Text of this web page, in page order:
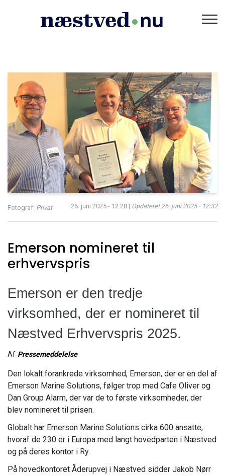
hovedindhold
Fotograf: Privat 26. juni 2025 - 12:28 | Opdateret26. juni 2025 - 12:32
Emerson nomineret til
erhvervspris
Emerson er den tredje
virksomhed, der er nomineret til
Næstved Erhvervspris 2025.
Af Pressemeddelelse
Den lokalt forankrede virksomhed, Emerson, der er en del af
Emerson Marine Solutions, følger trop med Cafe Oliver og
Dan Group Alarm, der var de to første virksomheder, der
blev nomineret til prisen.
Globalt har Emerson Marine Solutions cirka 600 ansatte,
hvoraf de 230 er i Europa med langt hovedparten i Næstved
og på deres kontor i Ry.
På hovedkontoret Åderupvej i Næstved sidder Jakob Nørr